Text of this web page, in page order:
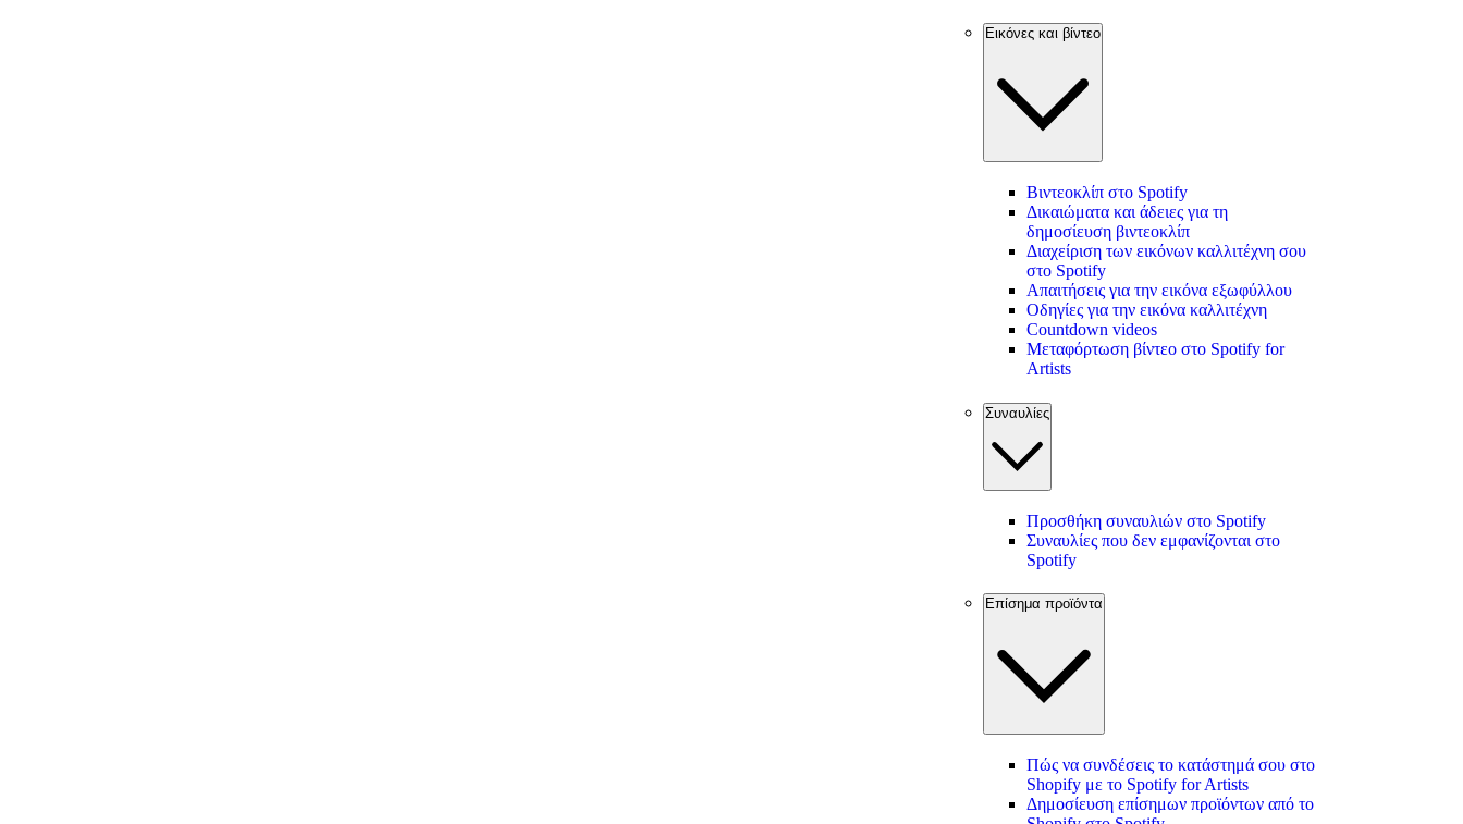
Εικόνες και βίντεο
Βιντεοκλίπ στο Spotify
Δικαιώματα και άδειες για τη
δημοσίευση βιντεοκλίπ
Διαχείριση των εικόνων καλλιτέχνη σου
στο Spotify
Απαιτήσεις για την εικόνα εξωφύλλου
Οδηγίες για την εικόνα καλλιτέχνη
Countdown videos
Μεταφόρτωση βίντεο στο Spotify for
Artists
Συναυλίες
Προσθήκη συναυλιών στο Spotify
Συναυλίες που δεν εμφανίζονται στο
Spotify
Επίσημα προϊόντα
Πώς να συνδέσεις το κατάστημά σου στο
Shopify με το Spotify for Artists
Δημοσίευση επίσημων προϊόντων από το